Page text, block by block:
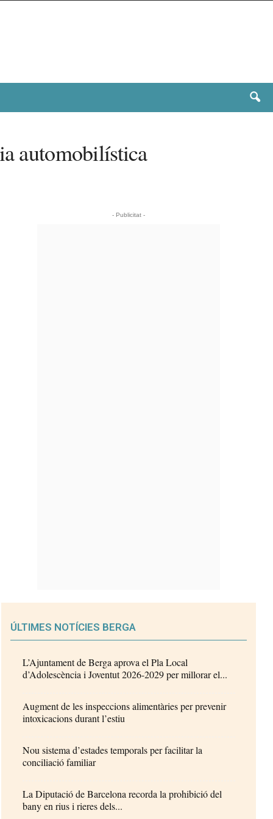
automobilística
- Publicitat -
ÚLTIMES NOTÍCIES BERGA
L’Ajuntament de Berga aprova el Pla Local
d’Adolescència i Joventut 2026-2029 per millorar el...
Augment de les inspeccions alimentàries per prevenir
intoxicacions durant l’estiu
Nou sistema d’estades temporals per facilitar la
conciliació familiar
La Diputació de Barcelona recorda la prohibició del
bany en rius i rieres dels...